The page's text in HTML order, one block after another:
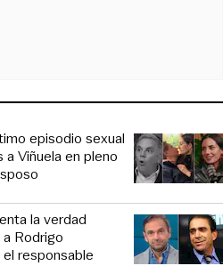
episodio sexual
Viñuela en pleno
la verdad
Rodrigo
responsable